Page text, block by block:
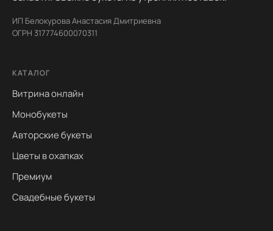
ИП Белокурова Анастасия Дмитриевна
ОГРН 317774600070311
КАТАЛОГ
Витрина онлайн
Монобукеты
Авторские букеты
Цветы в охапках
Премиум
Свадебные букеты